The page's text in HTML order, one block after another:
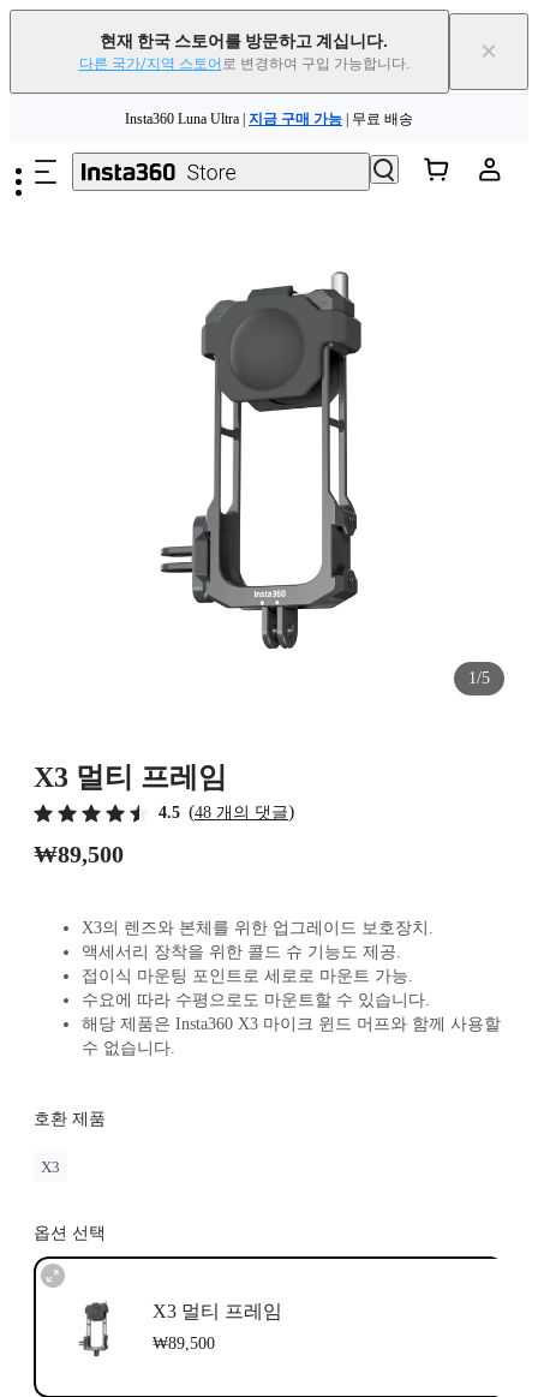
현재 한국 스토어를 방문하고 계십니다.
다른 국가/지역 스토어 로 변경하여 구입 가능합니다. ×
Insta360 Luna Ultra | 지금 구매 가능 | 무료 배송
Insta360 Luna Ultra | | 무료 배송
1/5
X3 멀티 프레임
4.5 (48 개의 댓글)
₩89,500
X3의 렌즈와 본체를 위한 업그레이드 보호장치.
액세서리 장착을 위한 콜드 슈 기능도 제공.
접이식 마운팅 포인트로 세로로 마운트 가능.
수요에 따라 수평으로도 마운트할 수 있습니다.
해당 제품은 Insta360 X3 마이크 윈드 머프와 함께 사용할
수 없습니다.
호환 제품
X3
옵션 선택
X3 멀티 프레임
₩89,500